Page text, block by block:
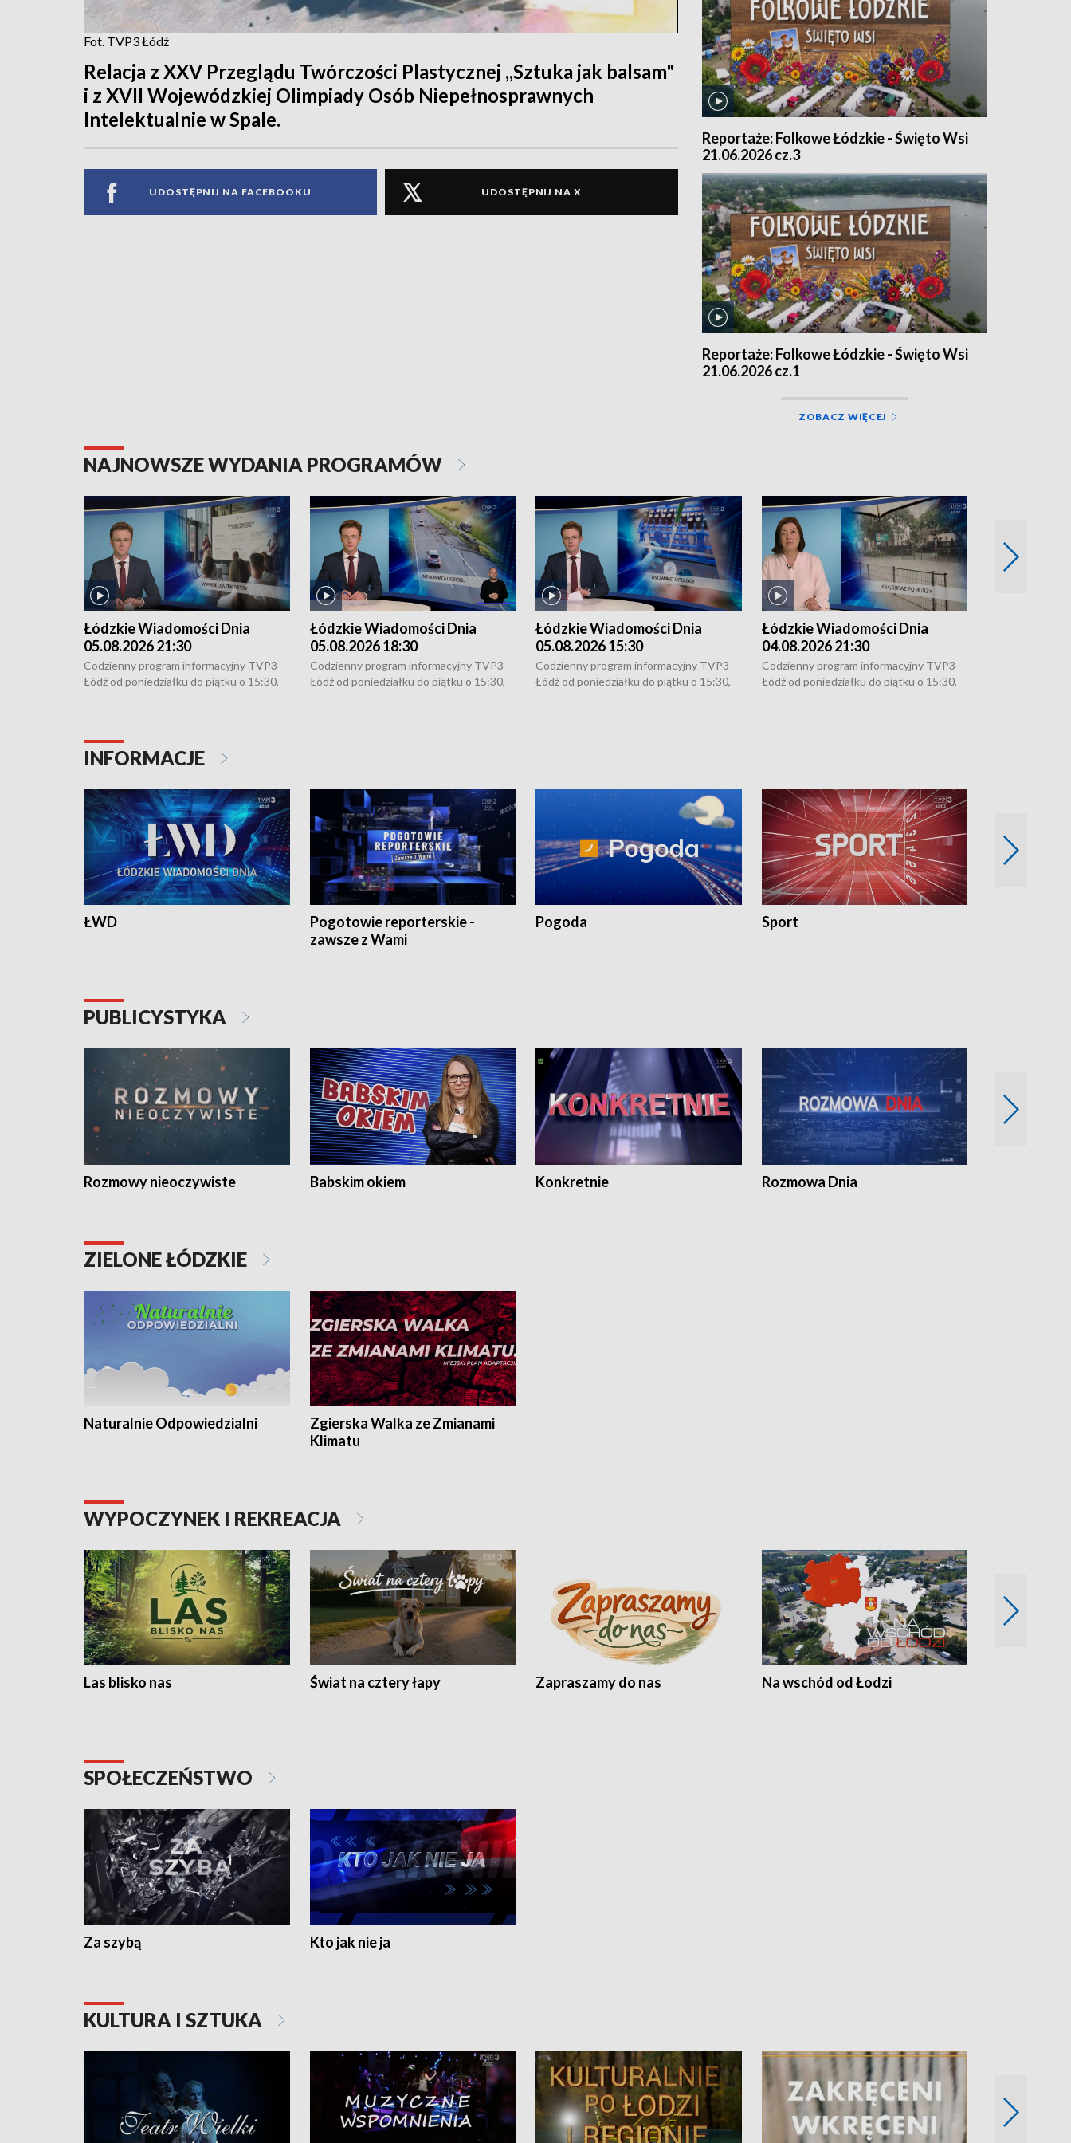
Fot. TVP3 Łódź
Relacja z XXV Przeglądu Twórczości Plastycznej ,,Sztuka jak balsam"
i z XVII Wojewódzkiej Olimpiady Osób Niepełnosprawnych
Intelektualnie w Spale.
UDOSTĘPNIJ NA FACEBOOKU UDOSTĘPNIJ NA X
Reportaże: Folkowe Łódzkie - Święto Wsi
21.06.2026 cz.3
Reportaże: Folkowe Łódzkie - Święto Wsi
21.06.2026 cz.1
ZOBACZ WIĘCEJ
NAJNOWSZE WYDANIA PROGRAMÓW
Łódzkie Wiadomości Dnia
05.08.2026 21:30
Codzienny program informacyjny TVP3
Łódź od poniedziałku do piątku o 15:30,
Łódzkie Wiadomości Dnia
05.08.2026 18:30
Codzienny program informacyjny TVP3
Łódź od poniedziałku do piątku o 15:30,
Łódzkie Wiadomości Dnia
05.08.2026 15:30
Codzienny program informacyjny TVP3
Łódź od poniedziałku do piątku o 15:30,
Łódzkie Wiadomości Dnia
04.08.2026 21:30
Codzienny program informacyjny TVP3
Łódź od poniedziałku do piątku o 15:30,
INFORMACJE
ŁWD
Pogotowie reporterskie -
zawsze z Wami
Pogoda Sport
PUBLICYSTYKA
Rozmowy nieoczywiste Babskim okiem Konkretnie Rozmowa Dnia
ZIELONE ŁÓDZKIE
Naturalnie Odpowiedzialni
Zgierska Walka ze Zmianami
Klimatu
WYPOCZYNEK I REKREACJA
Las blisko nas Świat na cztery łapy Zapraszamy do nas Na wschód od Łodzi
SPOŁECZEŃSTWO
Za szybą Kto jak nie ja
KULTURA I SZTUKA